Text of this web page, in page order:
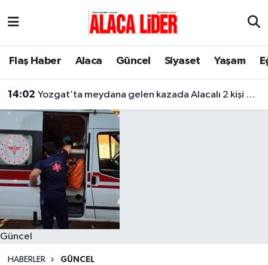
Flaş Haber Alaca Güncel Siyaset Yaşam
14:02 Yozgat’ta meydana gelen kazada Alacalı 2 kişi hayatını kaybetti
Güncel
HABERLER GÜNCEL
Çorum Nöbetçi Eczaneler
Çorum Trafik Yoğunluk Haritası
Süper Lig Puan Durumu ve Fikstür
Tüm Manşetler
Son Dakika Haberleri
Haber Arşivi